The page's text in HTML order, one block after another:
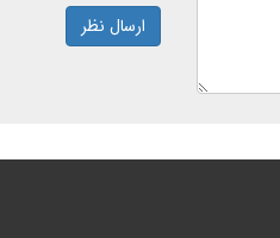
ارسال نظر